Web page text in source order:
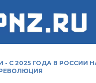
- С 2025 ГОДА В РОССИИ